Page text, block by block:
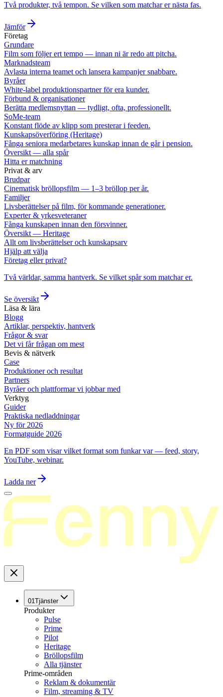
Två produkter, två tempon. Se vilken som matchar er nästa fas.
Jämför
Företag
Grundare
Film som följer ert tempo — innan ni är redo att pitcha.
Marknadsteam
Avlasta interna teamet och lansera kampanjer snabbare.
Byråer
White-label produktionspartner för era kunder.
Förbund & organisationer
Berätta medlemsnyttan — tydligt, ofta, professionellt.
SoMe-team
Konstant flöde av klipp som presterar i feeden.
Kunskapsöverföring (Heritage)
Fånga seniora medarbetares kunskap innan de går i pension.
Översikt — alla spår
Hitta er matchning
Privat & arv
Brudpar
Cinematisk bröllopsfilm — 1–3 bröllop per år.
Familjer
Livsberättelser på film, för kommande generationer.
Experter & yrkesveteraner
Fånga kunskapen innan den försvinner.
Översikt — Heritage
Allt om livsberättelser och kunskapsarv
Hjälp att välja
Företag eller privat?
Två världar, samma hantverk. Se vilket spår som matchar er.
Se översikt
Läsa & lära
Blogg
Artiklar, perspektiv, hantverk
Frågor & svar
Det vi får frågan om mest
Bevis & nätverk
Case
Produktioner och resultat
Partners
Byråer och plattformar vi jobbar med
Verktyg
Guider
Praktiska nedladdningar
Ny för 2026
Formatguide 2026
En PDF som visar vilket format som funkar var — feed, story,
YouTube, webinar.
Ladda ner
01Tjänster
Produkter
Pulse
Prime
Pilot
Heritage
Bröllopsfilm
Alla tjänster
Prime-områden
Reklam & dokumentär
Film, streaming & TV